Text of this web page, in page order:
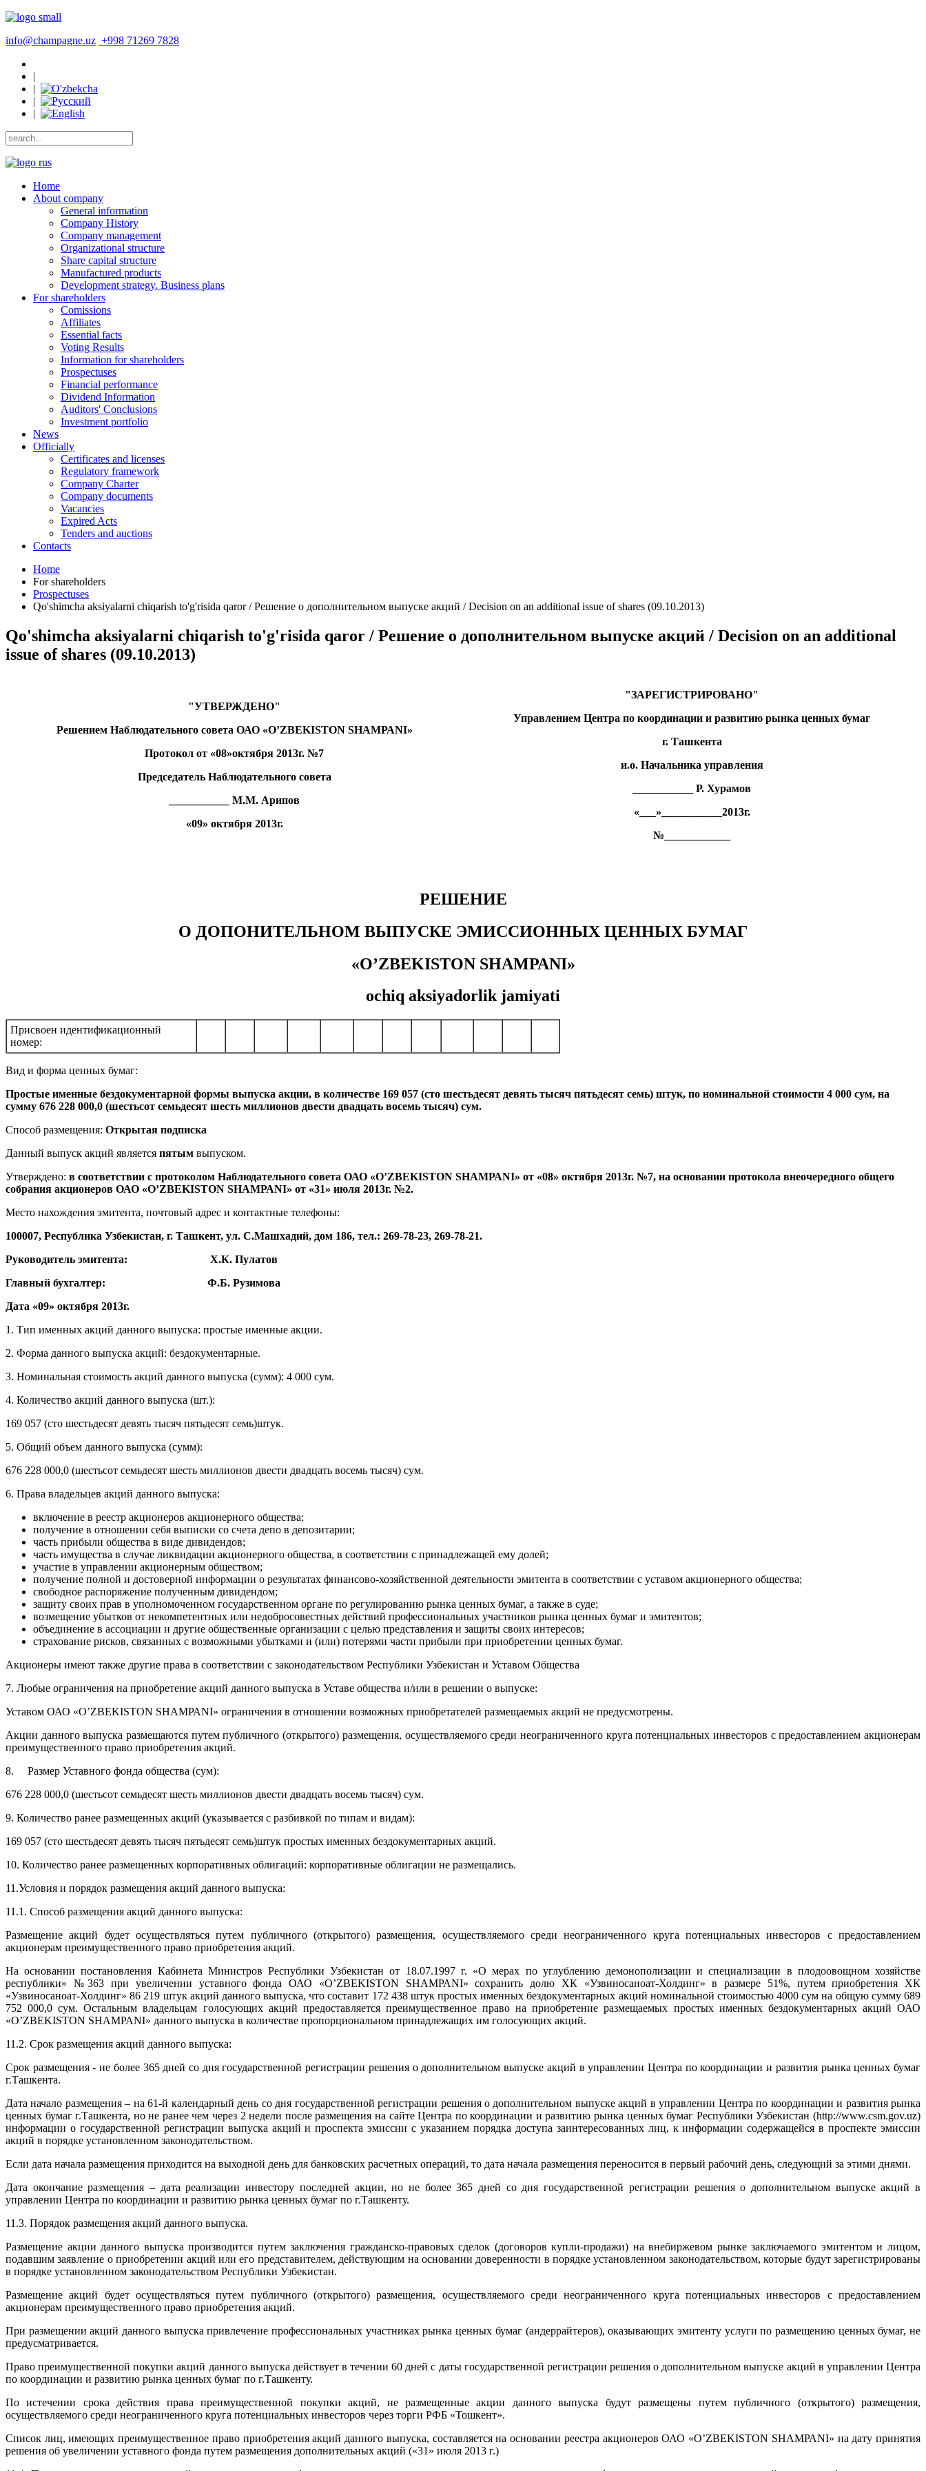
info@champagne.uz +998 71269 7828
|
|
|
|
Home
About company
General information
Company History
Company management
Organizational structure
Share capital structure
Manufactured products
Development strategy. Business plans
For shareholders
Comissions
Affiliates
Essential facts
Voting Results
Information for shareholders
Prospectuses
Financial performance
Dividend Information
Auditors' Conclusions
Investment portfolio
News
Officially
Certificates and licenses
Regulatory framework
Company Charter
Company documents
Vacancies
Expired Acts
Tenders and auctions
Contacts
Home
For shareholders
Prospectuses
Qo'shimcha aksiyalarni chiqarish to'g'risida qaror / Решение о дополнительном выпуске акций / Decision on an additional issue of shares (09.10.2013)
Qo'shimcha aksiyalarni chiqarish to'g'risida qaror / Решение о дополнительном выпуске акций / Decision on an additional
issue of shares (09.10.2013)
"УТВЕРЖДЕНО"
Решением Наблюдательного совета ОАО «O’ZBEKISTON SHAMРАNI»
Протокол от «08»октября 2013г. №7
Председатель Наблюдательного совета
___________ М.М. Арипов
«09» октября 2013г.
"ЗАРЕГИСТРИРОВАНО"
Управлением Центра по координации и развитию рынка ценных бумаг
г. Ташкента
и.о. Начальника управления
___________ Р. Хурамов
«___»___________2013г.
№____________
РЕШЕНИЕ
О ДОПОНИТЕЛЬНОМ ВЫПУСКЕ ЭМИССИОННЫХ ЦЕННЫХ БУМАГ
«O’ZBEKISTON SHAMРАNI»
ochiq aksiyadorlik jamiyati
Присвоен идентификационный
номер:
Вид и форма ценных бумаг:
Простые именные бездокументарной формы выпуска акции, в количестве 169 057 (сто шестьдесят девять тысяч пятьдесят семь) штук, по номинальной стоимости 4 000 сум, на
сумму 676 228 000,0 (шестьсот семьдесят шесть миллионов двести двадцать восемь тысяч) сум.
Способ размещения: Открытая подписка
Данный выпуск акций является пятым выпуском.
Утверждено: в соответствии с протоколом Наблюдательного совета ОАО «O’ZBEKISTON SHAMРАNI» от «08» октября 2013г. №7, на основании протокола внеочередного общего
собрания акционеров ОАО «O’ZBEKISTON SHAMРАNI» от «31» июля 2013г. №2.
Место нахождения эмитента, почтовый адрес и контактные телефоны:
100007, Республика Узбекистан, г. Ташкент, ул. С.Машхадий, дом 186, тел.: 269-78-23, 269-78-21.
Руководитель эмитента: Х.К. Пулатов
Главный бухгалтер: Ф.Б. Рузимова
Дата «09» октября 2013г.
1. Тип именных акций данного выпуска: простые именные акции.
2. Форма данного выпуска акций: бездокументарные.
3. Номинальная стоимость акций данного выпуска (сумм): 4 000 сум.
4. Количество акций данного выпуска (шт.):
169 057 (сто шестьдесят девять тысяч пятьдесят семь)штук.
5. Общий объем данного выпуска (сумм):
676 228 000,0 (шестьсот семьдесят шесть миллионов двести двадцать восемь тысяч) сум.
6. Права владельцев акций данного выпуска:
включение в реестр акционеров акционерного общества;
получение в отношении себя выписки со счета депо в депозитарии;
часть прибыли общества в виде дивидендов;
часть имущества в случае ликвидации акционерного общества, в соответствии с принадлежащей ему долей;
участие в управлении акционерным обществом;
получение полной и достоверной информации о результатах финансово-хозяйственной деятельности эмитента в соответствии с уставом акционерного общества;
свободное распоряжение полученным дивидендом;
защиту своих прав в уполномоченном государственном органе по регулированию рынка ценных бумаг, а также в суде;
возмещение убытков от некомпетентных или недобросовестных действий профессиональных участников рынка ценных бумаг и эмитентов;
объединение в ассоциации и другие общественные организации с целью представления и защиты своих интересов;
страхование рисков, связанных с возможными убытками и (или) потерями части прибыли при приобретении ценных бумаг.
Акционеры имеют также другие права в соответствии с законодательством Республики Узбекистан и Уставом Общества
7. Любые ограничения на приобретение акций данного выпуска в Уставе общества и/или в решении о выпуске:
Уставом ОАО «O’ZBEKISTON SHAMРАNI» ограничения в отношении возможных приобретателей размещаемых акций не предусмотрены.
Акции данного выпуска размещаются путем публичного (открытого) размещения, осуществляемого среди неограниченного круга потенциальных инвесторов с предоставлением акционерам
преимущественного право приобретения акций.
8. Размер Уставного фонда общества (сум):
676 228 000,0 (шестьсот семьдесят шесть миллионов двести двадцать восемь тысяч) сум.
9. Количество ранее размещенных акций (указывается с разбивкой по типам и видам):
169 057 (сто шестьдесят девять тысяч пятьдесят семь)штук простых именных бездокументарных акций.
10. Количество ранее размещенных корпоративных облигаций: корпоративные облигации не размещались.
11.Условия и порядок размещения акций данного выпуска:
11.1. Способ размещения акций данного выпуска:
Размещение акций будет осуществляться путем публичного (открытого) размещения, осуществляемого среди неограниченного круга потенциальных инвесторов с предоставлением
акционерам преимущественного право приобретения акций.
На основании постановления Кабинета Министров Республики Узбекистан от 18.07.1997 г. «О мерах по углублению демонополизации и специализации в плодоовощном хозяйстве
республики» №363 при увеличении уставного фонда ОАО «O’ZBEKISTON SHAMРАNI» сохранить долю ХК «Узвиносаноат-Холдинг» в размере 51%, путем приобретения ХК
«Узвиносаноат-Холдинг» 86 219 штук акций данного выпуска, что составит 172 438 штук простых именных бездокументарных акций номинальной стоимостью 4000 сум на общую сумму 689
752 000,0 сум. Остальным владельцам голосующих акций предоставляется преимущественное право на приобретение размещаемых простых именных бездокументарных акций ОАО
«O’ZBEKISTON SHAMРАNI» данного выпуска в количестве пропорциональном принадлежащих им голосующих акций.
11.2. Срок размещения акций данного выпуска:
Срок размещения - не более 365 дней со дня государственной регистрации решения о дополнительном выпуске акций в управлении Центра по координации и развития рынка ценных бумаг
г.Ташкента.
Дата начало размещения – на 61-й календарный день со дня государственной регистрации решения о дополнительном выпуске акций в управлении Центра по координации и развития рынка
ценных бумаг г.Ташкента, но не ранее чем через 2 недели после размещения на сайте Центра по координации и развитию рынка ценных бумаг Республики Узбекистан (http://www.csm.gov.uz)
информации о государственной регистрации выпуска акций и проспекта эмиссии с указанием порядка доступа заинтересованных лиц, к информации содержащейся в проспекте эмиссии
акций в порядке установленном законодательством.
Если дата начала размещения приходится на выходной день для банковских расчетных операций, то дата начала размещения переносится в первый рабочий день, следующий за этими днями.
Дата окончание размещения – дата реализации инвестору последней акции, но не более 365 дней со дня государственной регистрации решения о дополнительном выпуске акций в
управлении Центра по координации и развитию рынка ценных бумаг по г.Ташкенту.
11.3. Порядок размещения акций данного выпуска.
Размещение акции данного выпуска производится путем заключения гражданско-правовых сделок (договоров купли-продажи) на внебиржевом рынке заключаемого эмитентом и лицом,
подавшим заявление о приобретении акций или его представителем, действующим на основании доверенности в порядке установленном законодательством, которые будут зарегистрированы
в порядке установленном законодательством Республики Узбекистан.
Размещение акций будет осуществляться путем публичного (открытого) размещения, осуществляемого среди неограниченного круга потенциальных инвесторов с предоставлением
акционерам преимущественного право приобретения акций.
При размещении акций данного выпуска привлечение профессиональных участниках рынка ценных бумаг (андеррайтеров), оказывающих эмитенту услуги по размещению ценных бумаг, не
предусматривается.
Право преимущественной покупки акций данного выпуска действует в течении 60 дней с даты государственной регистрации решения о дополнительном выпуске акций в управлении Центра
по координации и развитию рынка ценных бумаг по г.Ташкенту.
По истечении срока действия права преимущественной покупки акций, не размещенные акции данного выпуска будут размещены путем публичного (открытого) размещения,
осуществляемого среди неограниченного круга потенциальных инвесторов через торги РФБ «Тошкент».
Список лиц, имеющих преимущественное право приобретения акций данного выпуска, составляется на основании реестра акционеров ОАО «O’ZBEKISTON SHAMРАNI» на дату принятия
решения об увеличении уставного фонда путем размещения дополнительных акций («31» июля 2013 г.)